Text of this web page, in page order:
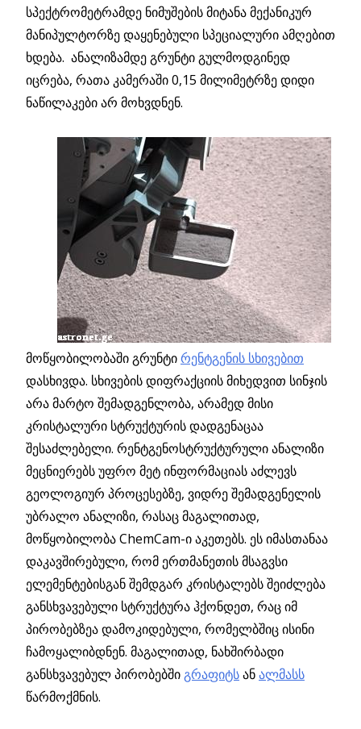
სპექტრომეტრამდე ნიმუშების მიტანა მექანიკურ
მანიპულტორზე დაყენებული სპეციალური ამღებით
ხდება. ანალიზამდე გრუნტი გულმოდგინედ
იცრება, რათა კამერაში 0,15 მილიმეტრზე დიდი
ნაწილაკები არ მოხვდნენ.
მოწყობილობაში გრუნტირენტგენის სხივებით
დასხივდა. სხივების დიფრაქციის მიხედვით სინჯის
არა მარტო შემადგენლობა, არამედ მისი
კრისტალური სტრუქტურის დადგენაცაა
შესაძლებელი. რენტგენოსტრუქტურული ანალიზი
მეცნიერებს უფრო მეტ ინფორმაციას აძლევს
გეოლოგიურ პროცესებზე, ვიდრე შემადგენელის
უბრალო ანალიზი, რასაც მაგალითად,
მოწყობილობა СhemCam-ი აკეთებს. ეს იმასთანაა
დაკავშირებული, რომ ერთმანეთის მსაგვსი
ელემენტებისგან შემდგარ კრისტალებს შეიძლება
განსხვავებული სტრუქტურა ჰქონდეთ, რაც იმ
პირობებზეა დამოკიდებული, რომელბშიც ისინი
ჩამოყალიბდნენ. მაგალითად, ნახშირბადი
განსხვავებულ პირობებშიგრაფიტსანალმასს
წარმოქმნის.